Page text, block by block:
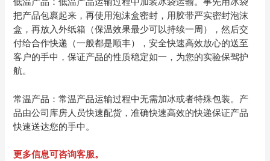
把产品包裹起来，再使用泡沫盒密封，用胶带严实密封泡沫
盒，再放入外纸箱（保温效果最少可以持续一周），然后交
付给合作快递（一般都是顺丰），安全快速高效放心的送至
客户的手中，保证产品的性质稳定如一，为您的实验保驾护
航。
常温产品：常温产品运输过程中无需加冰或者特殊包装。产
品由公司库房人员快速配货，准确快速高效的快递保证产品
快速送达您的手中。
更多信息可咨询客服。